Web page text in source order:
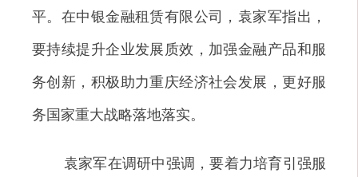
平。在中银金融租赁有限公司，袁家军指出，
要持续提升企业发展质效，加强金融产品和服
务创新，积极助力重庆经济社会发展，更好服
务国家重大战略落地落实。
袁家军在调研中强调，要着力培育引强服